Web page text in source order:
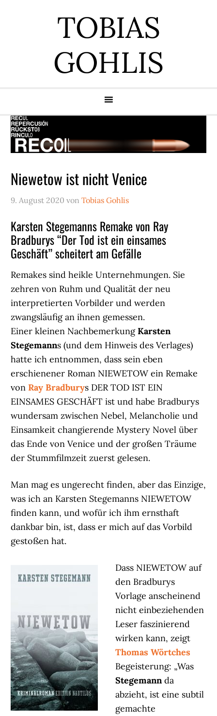
TOBIAS
GOHLIS
Niewetow ist nicht Venice
9. August 2020 vonTobias Gohlis
Karsten Stegemanns Remake von Ray
Bradburys “Der Tod ist ein einsames
Geschäft” scheitert am Gefälle
Remakes sind heikle Unternehmungen. Sie
zehren von Ruhm und Qualität der neu
interpretierten Vorbilder und werden
zwangsläufig an ihnen gemessen.
Einer kleinen NachbemerkungKarsten
Stegemanns (und dem Hinweis des Verlages)
hatte ich entnommen, dass sein eben
erschienener Roman NIEWETOW ein Remake
von Ray Bradburys DER TOD IST EIN
EINSAMES GESCHÄFT ist und habe Bradburys
wundersam zwischen Nebel, Melancholie und
Einsamkeit changierende Mystery Novel über
das Ende von Venice und der großen Träume
der Stummfilmzeit zuerst gelesen.
Man mag es ungerecht finden, aber das Einzige,
was ich an Karsten Stegemanns NIEWETOW
finden kann, und wofür ich ihm ernsthaft
dankbar bin, ist, dass er mich auf das Vorbild
gestoßen hat.
Dass NIEWETOW auf
den Bradburys
Vorlage anscheinend
nicht einbeziehenden
Leser faszinierend
wirken kann, zeigt
Thomas Wörtches
Begeisterung: „Was
Stegemannda
abzieht, ist eine subtil
gemachte